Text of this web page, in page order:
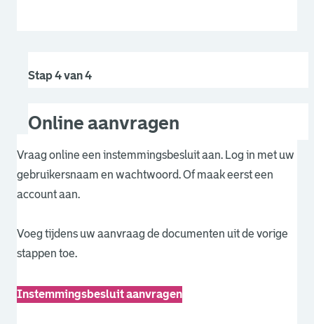
Stap 4 van 4
Online aanvragen
Vraag online een instemmingsbesluit aan. Log in met uw
gebruikersnaam en wachtwoord. Of maak eerst een
account aan.
Voeg tijdens uw aanvraag de documenten uit de vorige
stappen toe.
Instemmingsbesluit aanvragen
. Link opent een externe pagina in een nieuw